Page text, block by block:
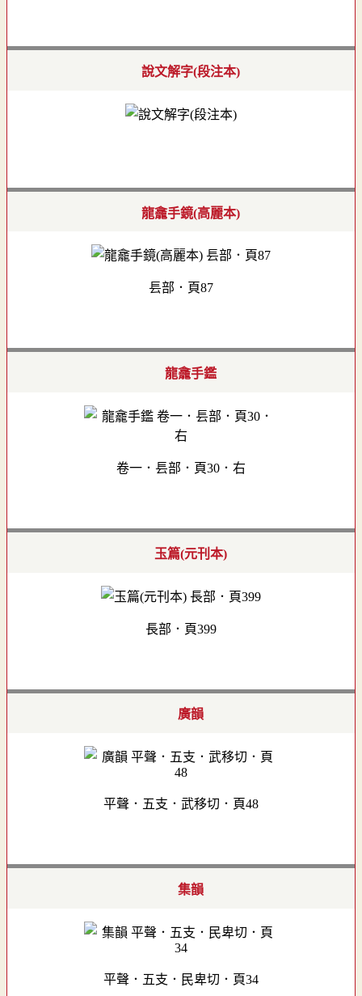
說文解字(段注本)
龍龕手鏡(高麗本)
镸部．頁87
龍龕手鑑
卷一．镸部．頁30．右
玉篇(元刊本)
長部．頁399
廣韻
平聲．五支．武移切．頁48
集韻
平聲．五支．民卑切．頁34